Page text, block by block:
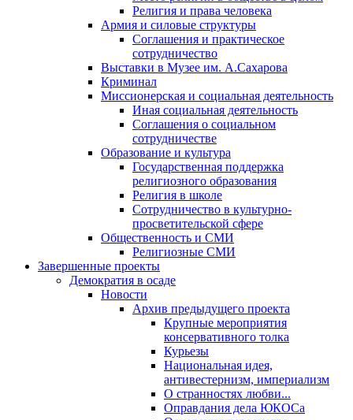
Религия и права человека
Армия и силовые структуры
Соглашения и практическое
сотрудничество
Выставки в Музее им. А.Сахарова
Криминал
Миссионерская и социальная деятельность
Иная социальная деятельность
Соглашения о социальном
сотрудничестве
Образование и культура
Государственная поддержка
религиозного образования
Религия в школе
Сотрудничество в культурно-
просветительской сфере
Общественность и СМИ
Религиозные СМИ
Завершенные проекты
Демократия в осаде
Новости
Архив предыдущего проекта
Крупные мероприятия
консервативного толка
Курьезы
Национальная идея,
антивестернизм, империализм
О странностях любви...
Оправдания дела ЮКОСа